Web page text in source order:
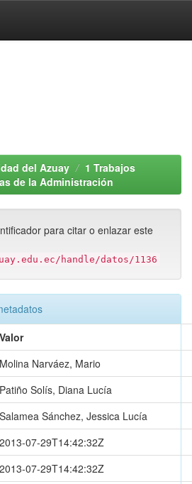
del Azuay
1 Trabajos
de la Administración
para citar o enlazar este
handle/datos/1136
Valor
Molina Narváez, Mario
Patiño Solís, Diana Lucía
Salamea Sánchez, Jessica Lucía
2013-07-29T14:42:32Z
2013-07-29T14:42:32Z